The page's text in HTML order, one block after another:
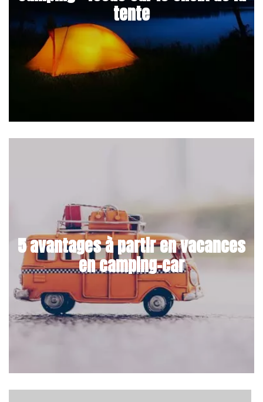
tente
5 avantages à partir en vacances
en camping-car